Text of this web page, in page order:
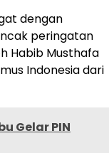
dengan
peringatan
Habib Musthafa
Indonesia dari
Gelar PIN